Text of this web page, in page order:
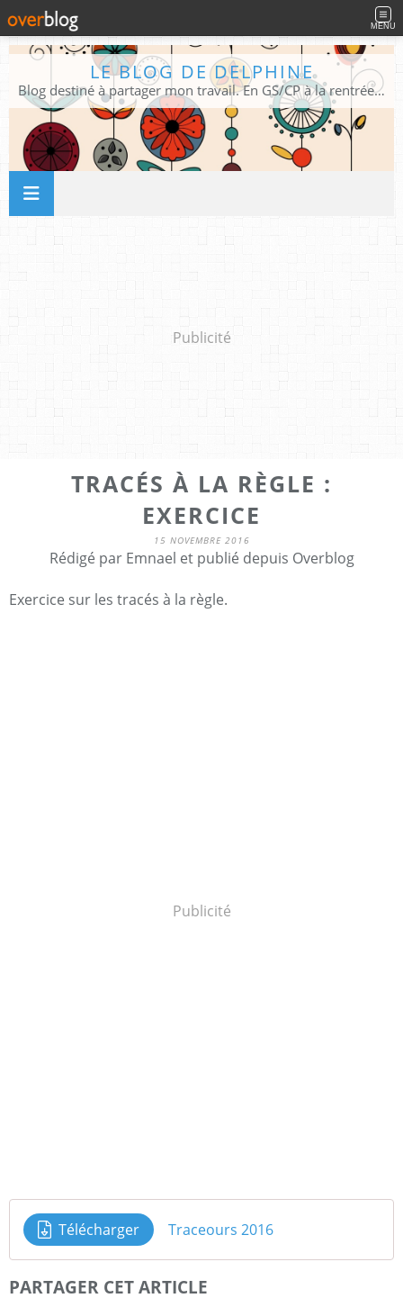
MENU
LE BLOG DE DELPHINE
Blog destiné à partager mon travail. En GS/CP à la rentrée 2026/2027 !
Publicité
TRACÉS À LA RÈGLE :
EXERCICE
15 NOVEMBRE 2016
Rédigé par Emnael et publié depuis Overblog
Exercice sur les tracés à la règle.
Publicité
Télécharger Traceours 2016
PARTAGER CET ARTICLE